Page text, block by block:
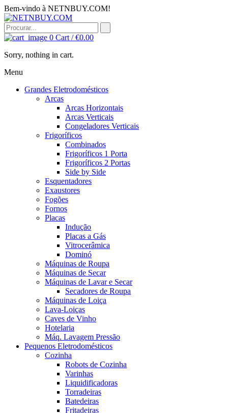
Bem-vindo à NETNBUY.COM!
0 Cart /€0.00
Sorry, nothing in cart.
Menu
Grandes Eletrodomésticos
Arcas
Arcas Horizontais
Arcas Verticais
Congeladores Verticais
Frigoríficos
Combinados
Frigoríficos 1 Porta
Frigoríficos 2 Portas
Side by Side
Esquentadores
Exaustores
Fogões
Fornos
Placas
Indução
Placas a Gás
Vitrocerâmica
Dominó
Máquinas de Roupa
Máquinas de Secar
Máquinas de Lavar e Secar
Secadores de Roupa
Máquinas de Loiça
Lava-Loiças
Caves de Vinho
Hotelaria
Máq. Lavagem Pressão
Pequenos Eletrodomésticos
Cozinha
Robots de Cozinha
Varinhas
Liquidificadoras
Torradeiras
Batedeiras
Fritadeiras